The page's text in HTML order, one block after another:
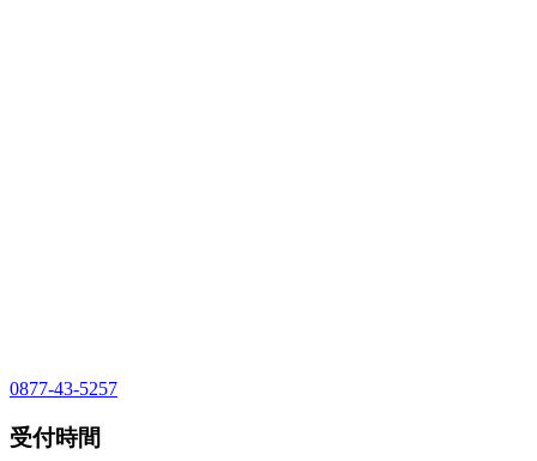
0877-43-5257
受付時間